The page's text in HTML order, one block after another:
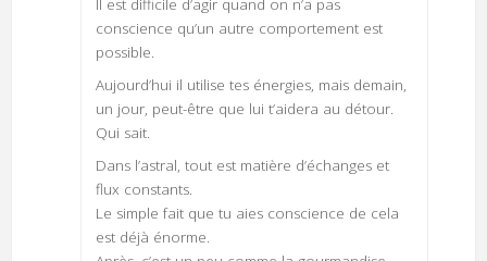
Il est difficile d’agir quand on n’a pas
conscience qu’un autre comportement est
possible.
Aujourd’hui il utilise tes énergies, mais demain,
un jour, peut-être que lui t’aidera au détour.
Qui sait.
Dans l’astral, tout est matière d’échanges et
flux constants.
Le simple fait que tu aies conscience de cela
est déjà énorme.